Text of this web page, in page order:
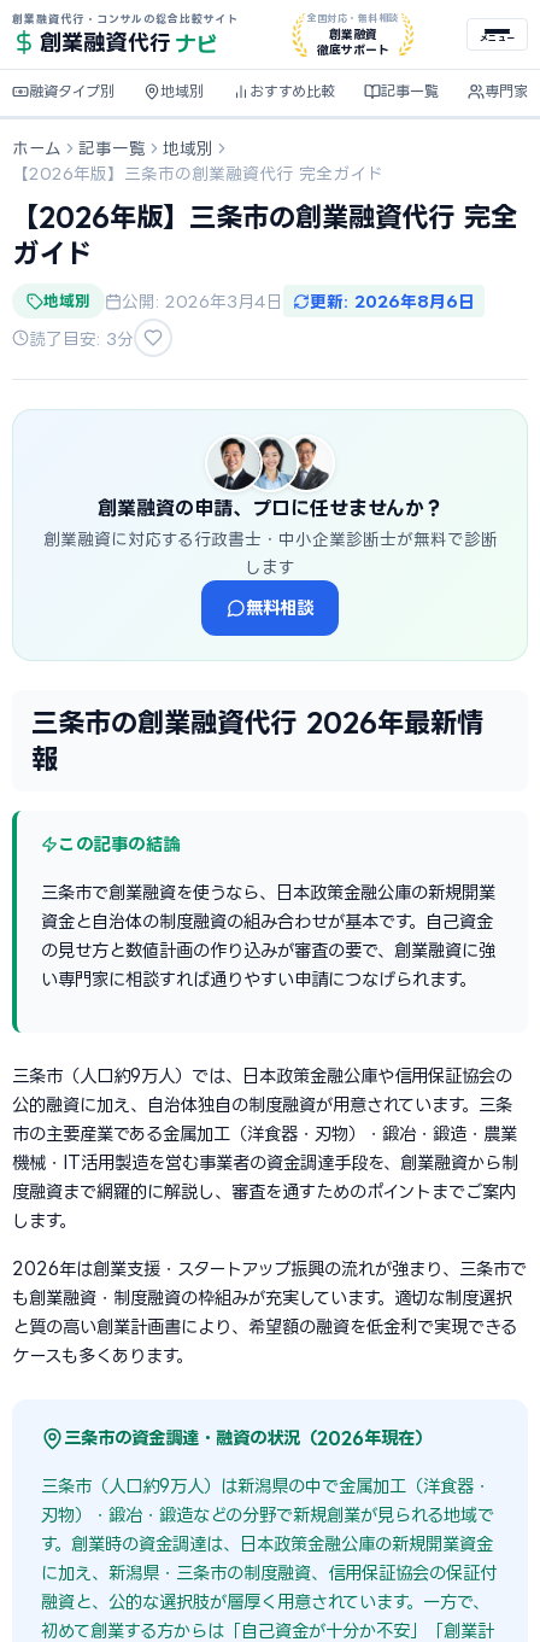
創業融資代行・コンサルの総合比較サイト
創業融資代行 ナビ
全国対応・無料相談
創業融資
徹底サポート
メニュー
融資タイプ別 地域別 おすすめ比較 記事一覧 専門家
ホーム 記事一覧
地域別
【2026年版】三条市の創業融資代行 完全ガイド
【2026年版】三条市の創業融資代行 完全
ガイド
地域別 公開: 2026年3月4日 更新: 2026年8月6日
読了目安: 3分
創業融資の申請、プロに任せませんか？
創業融資に対応する行政書士・中小企業診断士が無料で診断
します
無料相談
三条市の創業融資代行 2026年最新情
報
この記事の結論
三条市で創業融資を使うなら、日本政策金融公庫の新規開業
資金と自治体の制度融資の組み合わせが基本です。自己資金
の見せ方と数値計画の作り込みが審査の要で、創業融資に強
い専門家に相談すれば通りやすい申請につなげられます。
三条市（人口約9万人）では、日本政策金融公庫や信用保証協会の
公的融資に加え、自治体独自の制度融資が用意されています。三条
市の主要産業である金属加工（洋食器・刃物）・鍛冶・鍛造・農業
機械・IT活用製造を営む事業者の資金調達手段を、創業融資から制
度融資まで網羅的に解説し、審査を通すためのポイントまでご案内
します。
2026年は創業支援・スタートアップ振興の流れが強まり、三条市で
も創業融資・制度融資の枠組みが充実しています。適切な制度選択
と質の高い創業計画書により、希望額の融資を低金利で実現できる
ケースも多くあります。
三条市の資金調達・融資の状況（2026年現在）
三条市（人口約9万人）は新潟県の中で金属加工（洋食器・
刃物）・鍛冶・鍛造などの分野で新規創業が見られる地域で
す。創業時の資金調達は、日本政策金融公庫の新規開業資金
に加え、新潟県・三条市の制度融資、信用保証協会の保証付
融資と、公的な選択肢が層厚く用意されています。一方で、
初めて創業する方からは「自己資金が十分か不安」「創業計